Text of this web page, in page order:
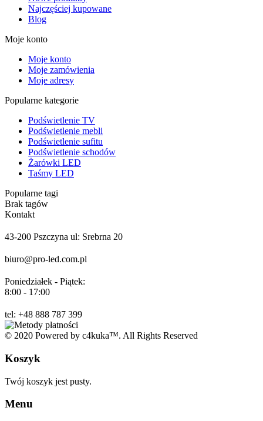
Najczęściej kupowane
Blog
Moje konto
Moje konto
Moje zamówienia
Moje adresy
Popularne kategorie
Podświetlenie TV
Podświetlenie mebli
Podświetlenie sufitu
Podświetlenie schodów
Żarówki LED
Taśmy LED
Popularne tagi
Brak tagów
Kontakt
43-200 Pszczyna ul: Srebrna 20
biuro@pro-led.com.pl
Poniedziałek - Piątek:
8:00 - 17:00
tel: +48 888 787 399
© 2020 Powered by c4kuka™. All Rights Reserved
Koszyk
Twój koszyk jest pusty.
Menu